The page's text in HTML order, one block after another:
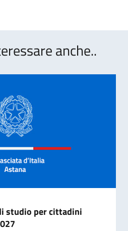
anche..
studio per cittadini